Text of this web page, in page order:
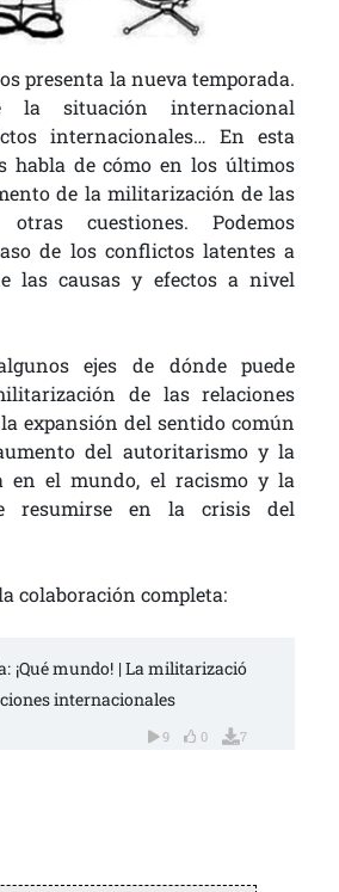
presenta la nueva temporada.
la situación internacional
internacionales… En esta
habla de cómo en los últimos
de la militarización de las
cuestiones. Podemos
de los conflictos latentes a
las causas y efectos a nivel
ejes de dónde puede
de las relaciones
expansión del sentido común
del autoritarismo y la
en el mundo, el racismo y la
resumirse en la crisis del
colaboración completa:
¡Qué mundo! | La militarizació
internacionales
9 0 7